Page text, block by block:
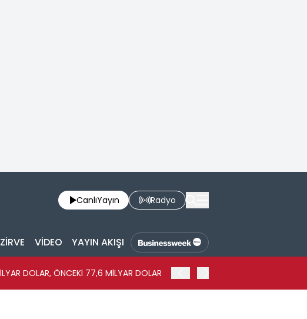
CanlıYayın Radyo
ZİRVE VİDEO YAYIN AKIŞI
DOLAR, ÖNCEKİ 77,6 MİLYAR DOLAR